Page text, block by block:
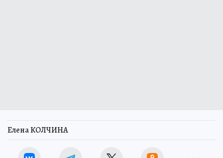
Елена КОЛЧИНА